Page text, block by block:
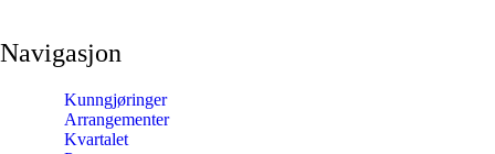
Navigasjon
Kunngjøringer
Arrangementer
Kvartalet